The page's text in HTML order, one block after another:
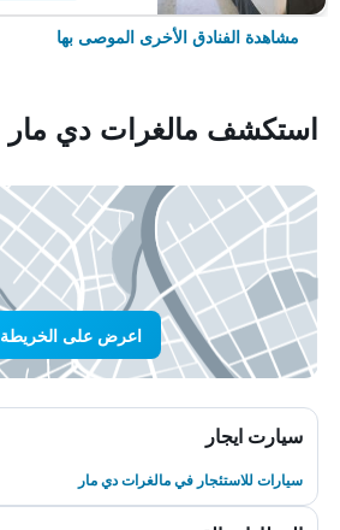
مشاهدة الفنادق الأخرى الموصى بها
استكشف مالغرات دي مار
اعرض على الخريطة
سيارت ايجار
سيارات للاستئجار في مالغرات دي مار